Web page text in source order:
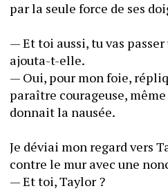
— Et toi aussi, tu vas
ajouta-t-elle.
— Oui, pour mon foie,
paraître courageuse,
donnait la nausée.
Je déviai mon regard vers
contre le mur avec une
— Et toi, Taylor ?